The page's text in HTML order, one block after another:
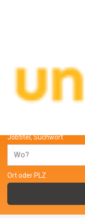
Studenten und
Mitarbeiter
Jobtitel, Suchwort
Ort oder PLZ